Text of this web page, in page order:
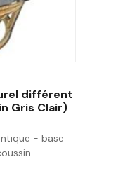
différent
Gris Clair)
- base